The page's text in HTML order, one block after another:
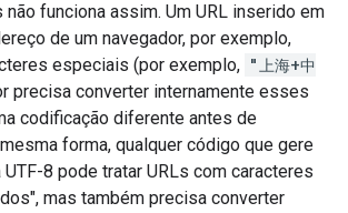
funciona assim. Um URL inserido em
de um navegador, por exemplo,
especiais (por exemplo, "上海+中
precisa converter internamente esses
codificação diferente antes de
forma, qualquer código que gere
8 pode tratar URLs com caracteres
mas também precisa converter